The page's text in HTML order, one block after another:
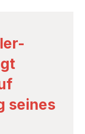
seines